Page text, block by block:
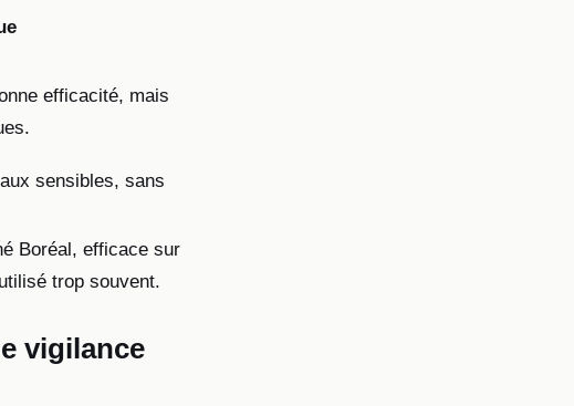
efficacité, mais
sensibles, sans
Boréal, efficace sur
trop souvent.
vigilance